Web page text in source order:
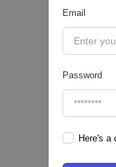
Email
Password
Here's a
July 28